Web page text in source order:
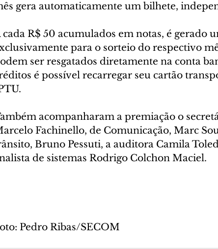
gera automaticamente um bilhete,
cada R$ 50 acumulados em notas, é gerado
para o sorteio do respectivo
ser resgatados diretamente na conta
é possível recarregar seu cartão
acompanharam a premiação o
Fachinello, de Comunicação, Marc
Bruno Pessuti, a auditora Camila
de sistemas Rodrigo Colchon Maciel.
Pedro Ribas/SECOM